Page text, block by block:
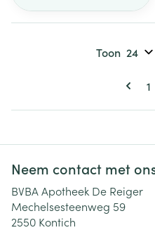
1
Toon
Neem contact met
BVBA Apotheek De Reiger
Mechelsesteenweg 59
2550 Kontich